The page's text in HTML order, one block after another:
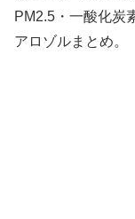
PM2.5・一酸化炭
アロゾルまとめ。